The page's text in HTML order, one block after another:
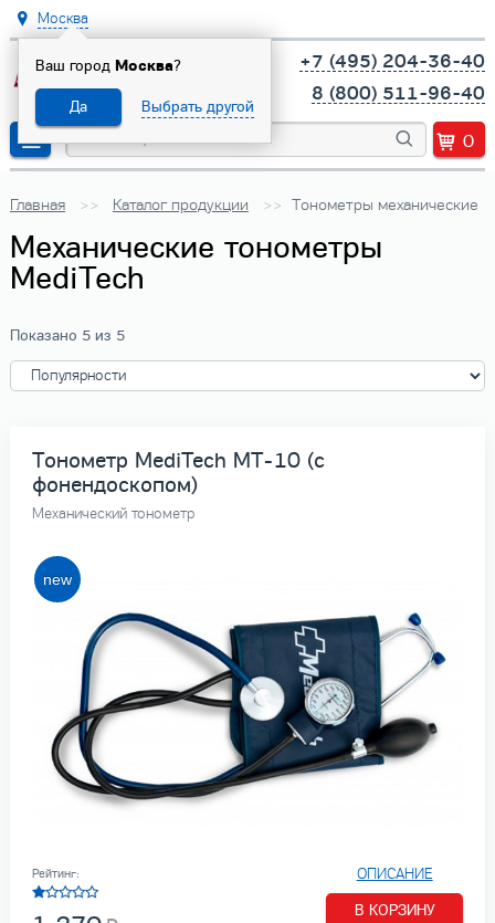
Москва
Ваш город Москва?
Да Выбрать другой
+7 (495) 204-36-40
8 (800) 511-96-40
0
Главная Каталог продукции Тонометры механические
Механические тонометры
MediTech
Показано 5 из 5
Тонометр MediTech МТ-10 (с
фонендоскопом)
Механический тонометр
ОПИСАНИЕ
В КОРЗИНУ
Рейтинг: